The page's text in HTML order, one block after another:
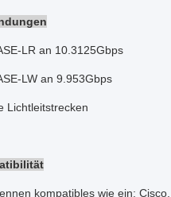
LR an 10.3125Gbps
LW an 9.953Gbps
Lichtleitstrecken
kompatibles wie ein: